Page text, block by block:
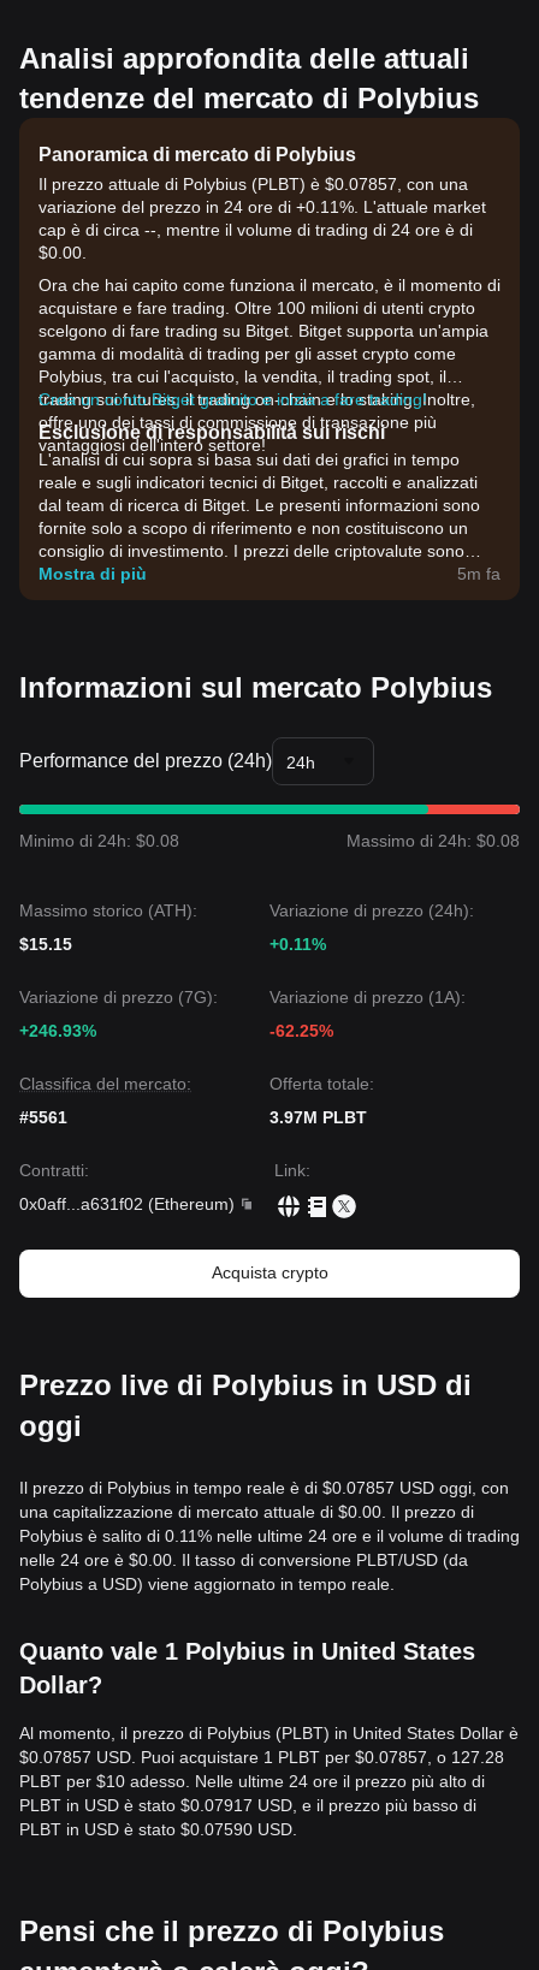
Analisi approfondita delle attuali
tendenze del mercato di Polybius
Panoramica di mercato di Polybius
Il prezzo attuale di Polybius (PLBT) è $0.07857, con una
variazione del prezzo in 24 ore di +0.11%. L'attuale market
cap è di circa --, mentre il volume di trading di 24 ore è di
$0.00.
Ora che hai capito come funziona il mercato, è il momento di
acquistare e fare trading. Oltre 100 milioni di utenti crypto
scelgono di fare trading su Bitget. Bitget supporta un'ampia
gamma di modalità di trading per gli asset crypto come
Polybius, tra cui l'acquisto, la vendita, il trading spot, il
trading sui futures, il trading on-chain e lo staking. Inoltre,
offre uno dei tassi di commissione di transazione più
vantaggiosi dell'intero settore!
Crea un conto Bitget gratuito e inizia a fare trading!
Esclusione di responsabilità sui rischi
L'analisi di cui sopra si basa sui dati dei grafici in tempo
reale e sugli indicatori tecnici di Bitget, raccolti e analizzati
dal team di ricerca di Bitget. Le presenti informazioni sono
fornite solo a scopo di riferimento e non costituiscono un
consiglio di investimento. I prezzi delle criptovalute sono
estremamente volatili. Prendi decisioni di investimento in
base alla tua propensione al rischio.
Mostra di più 5m fa
Informazioni sul mercato Polybius
Performance del prezzo (24h) 24h
Minimo di 24h: $0.08 Massimo di 24h: $0.08
Massimo storico (ATH):
$15.15
Variazione di prezzo (24h):
+0.11%
Variazione di prezzo (7G):
+246.93%
Variazione di prezzo (1A):
-62.25%
Classifica del mercato:
#5561
Offerta totale:
3.97M PLBT
Contratti:
0x0aff
a631f02 (Ethereum)
Link:
Acquista crypto
Prezzo live di Polybius in USD di
oggi
Il prezzo di Polybius in tempo reale è di $0.07857 USD oggi, con
una capitalizzazione di mercato attuale di $0.00. Il prezzo di
Polybius è salito di 0.11% nelle ultime 24 ore e il volume di trading
nelle 24 ore è $0.00. Il tasso di conversione PLBT/USD (da
Polybius a USD) viene aggiornato in tempo reale.
Quanto vale 1 Polybius in United States
Dollar?
Al momento, il prezzo di Polybius (PLBT) in United States Dollar è
$0.07857 USD. Puoi acquistare 1 PLBT per $0.07857, o 127.28
PLBT per $10 adesso. Nelle ultime 24 ore il prezzo più alto di
PLBT in USD è stato $0.07917 USD, e il prezzo più basso di
PLBT in USD è stato $0.07590 USD.
Pensi che il prezzo di Polybius